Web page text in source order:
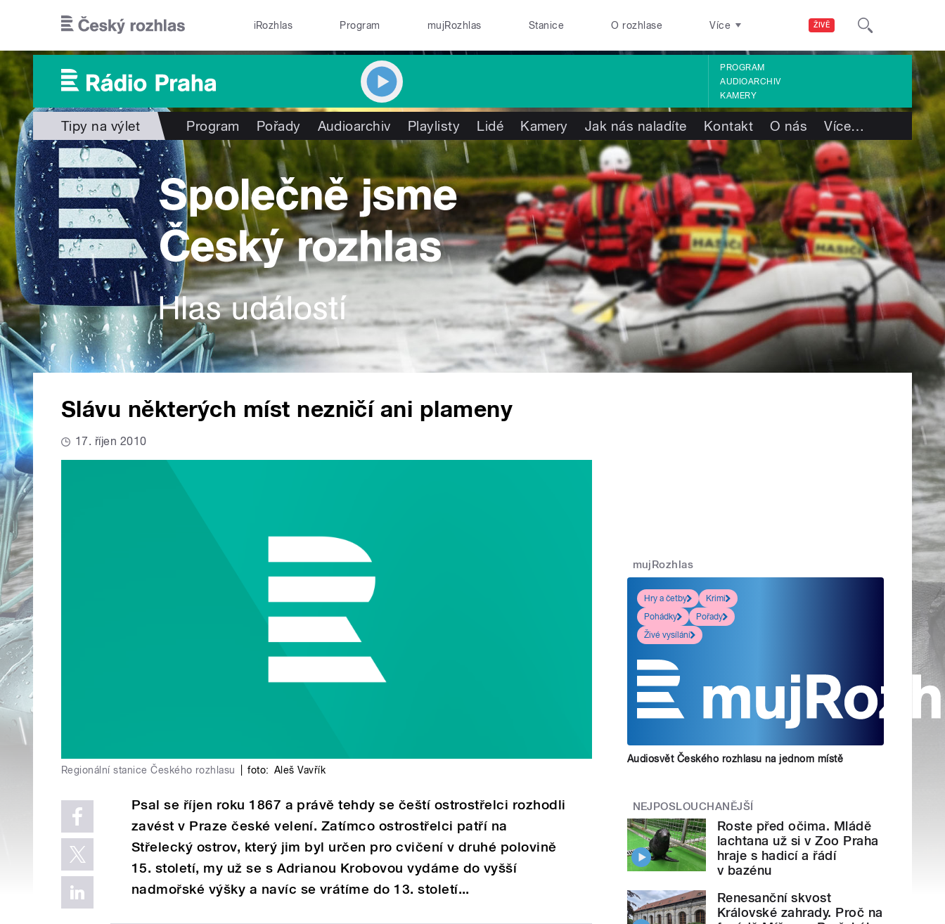
ŽIVĚ
iRozhlas Program mujRozhlas Stanice O rozhlase Více
PROGRAM
AUDIOARCHIV
KAMERY
Tipy na výlet Program Pořady Audioarchiv Playlisty Lidé Kamery Jak nás naladíte Kontakt O nás Více…
Slávu některých míst nezničí ani plameny
17. říjen 2010
Regionální stanice Českého rozhlasu foto: Aleš Vavřík
Psal se říjen roku 1867 a právě tehdy se čeští ostrostřelci rozhodli
zavést v Praze české velení. Zatímco ostrostřelci patří na
Střelecký ostrov, který jim byl určen pro cvičení v druhé polovině
15. století, my už se s Adrianou Krobovou vydáme do vyšší
nadmořské výšky a navíc se vrátíme do 13. století...
mujRozhlas
Hry a četby
Krimi
Pohádky
Pořady
Živé vysílání
Audiosvět Českého rozhlasu na jednom místě
NEJPOSLOUCHANĚJŠÍ
Roste před očima. Mládě
lachtana už si v Zoo Praha
hraje s hadicí a řádí
v bazénu
Renesanční skvost
Královské zahrady. Proč na